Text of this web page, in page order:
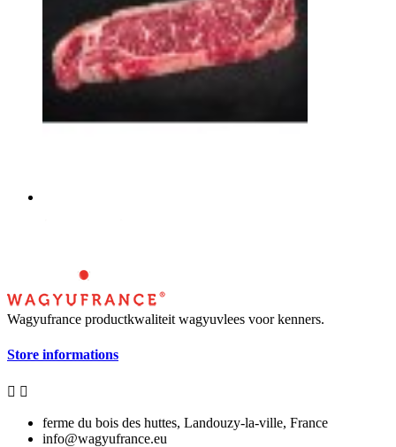
Wagyufrance productkwaliteit wagyuvlees voor kenners.
Store informations
 
ferme du bois des huttes, Landouzy-la-ville, France
info@wagyufrance.eu